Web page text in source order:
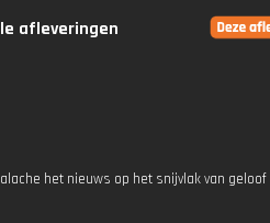
afleveringen
het nieuws op het snijvlak van